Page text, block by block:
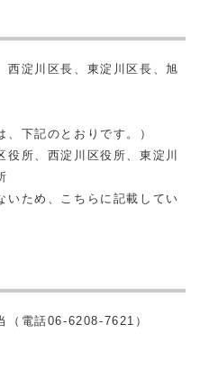
西淀川区長、東淀川区長、旭
、下記のとおりです。）
所、西淀川区役所、東淀川
いため、こちらに記載してい
（電話06-6208-7621）